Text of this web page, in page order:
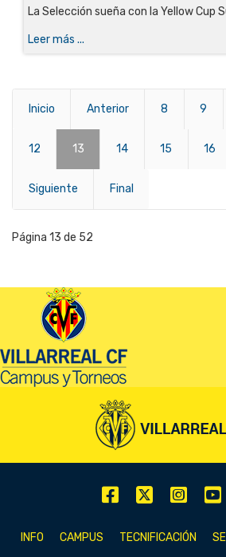
La Selección sueña con la Yellow Cup
Leer más ...
Inicio Anterior 8 9
12 13 14 15 16
Siguiente Final
Página 13 de 52
INFO CAMPUS TECNIFICACIÓN